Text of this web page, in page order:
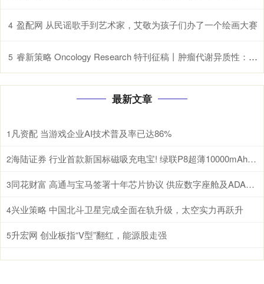
4 盈配网 从民谣歌手到艺术家，艾敬为孩子们办了一个绘画大赛
5 睿新策略 Oncology Research 特刊征稿丨肿瘤代谢异质性：机制、生物标志物与治疗意义_研究
最新文章
1 凡资配 当游戏企业AI技术普及率已达86%
2 海陆证券 行业首款新国标磁吸充电宝! 绿联P8超薄10000mAh磁吸移动电源开启预约
3 同花财富 高通与宝马签署十年芯片协议 供应数字座舱及ADAS计算芯片
4兴业策略 中国北斗卫星完成全面在轨升级，太空实力再跃升
5升宏网 创业板指“V型”翻红，能源股走强